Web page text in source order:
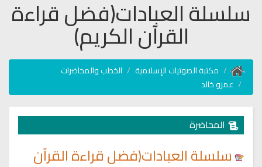
سلسلة العبادات(فضل قراءة
القرآن الكريم)
مكتبة الصوتيات الإسلامية
الخطب والمحاضرات
عمرو خالد
المحاضرة
سلسلة العبادات(فضل قراءة القرآن